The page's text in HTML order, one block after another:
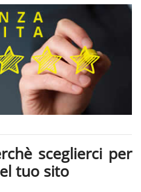
sceglierci per
tuo sito